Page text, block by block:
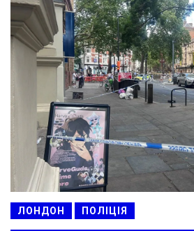
ЛОНДОН ПОЛІЦІЯ